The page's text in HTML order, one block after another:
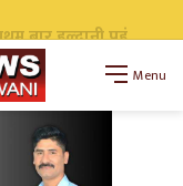
Menu